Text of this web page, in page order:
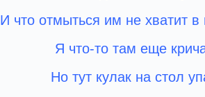
И что отмыться им не хватит
Я что-то там еще
Но тут кулак на стол